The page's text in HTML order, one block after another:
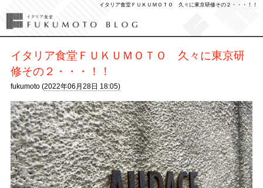
イタリア食堂ＦＵＫＵＭＯＴＯ 久々に東京研修その２・・・！！
イタリア食堂ＦＵＫＵＭＯＴＯ 久々に東京研
修その２・・・！！
fukumoto (2022年06月28日 18:05)